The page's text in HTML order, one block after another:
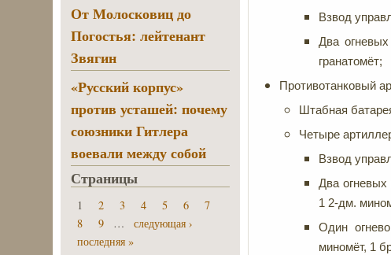
Взвод
Два
гранатомёт;
Противотанковый
Штабная
Четыре
Взвод
Два огневых
1 2-дм.
Один
миномёт, 1
От Молосковиц до
Погостья: лейтенант
Звягин
«Русский корпус»
против усташей: почему
союзники Гитлера
воевали между собой
Страницы
1 2 3 4 5 6
7
8
9 …
следующая ›
последняя »